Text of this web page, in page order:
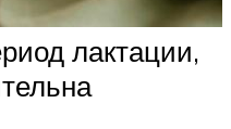
лактации,